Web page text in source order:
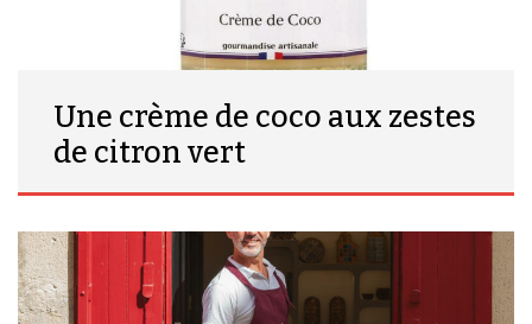
Une crème de coco aux zestes
de citron vert